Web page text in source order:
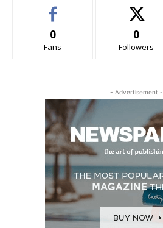
0
Fans
0
Followers
- Advertisement -